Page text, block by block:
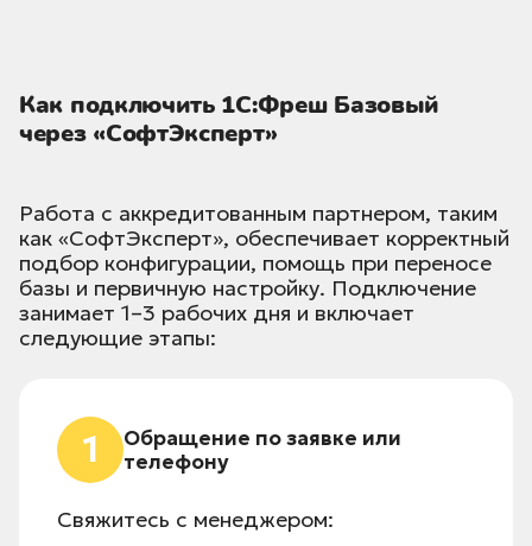
Как подключить 1С:Фреш Базовый
через «СофтЭксперт»
Работа с аккредитованным партнером, таким
как «СофтЭксперт», обеспечивает корректный
подбор конфигурации, помощь при переносе
базы и первичную настройку. Подключение
занимает 1–3 рабочих дня и включает
следующие этапы:
1
Обращение по заявке или
телефону
Свяжитесь с менеджером: